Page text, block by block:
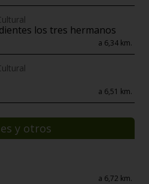
los tres hermanos
a 6,34 km.
a 6,51 km.
y otros
a 6,72 km.